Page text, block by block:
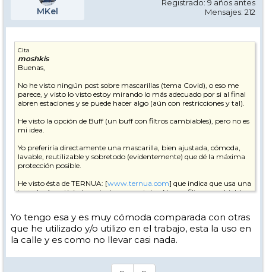
MKel
Registrado: 9 años antes
Mensajes: 212
Cita
moshkis
Buenas,
No he visto ningún post sobre mascarillas (tema Covid), o eso me
parece, y visto lo visto estoy mirando lo más adecuado por si al final
abren estaciones y se puede hacer algo (aún con restricciones y tal).
He visto la opción de Buff (un buff con filtros cambiables), pero no es
mi idea.
Yo preferiría directamente una mascarilla, bien ajustada, cómoda,
lavable, reutilizable y sobretodo (evidentemente) que dé la máxima
protección posible.
He visto ésta de TERNUA: [www.ternua.com] que indica que usa una
tecnología antiviral que todo son ventajas. No usa filtros cambiables,
cómoda y que ajusta bien, etc....
No sé, qué opináis ??
Yo tengo esa y es muy cómoda comparada con otras
que he utilizado y/o utilizo en el trabajo, esta la uso en
la calle y es como no llevar casi nada.